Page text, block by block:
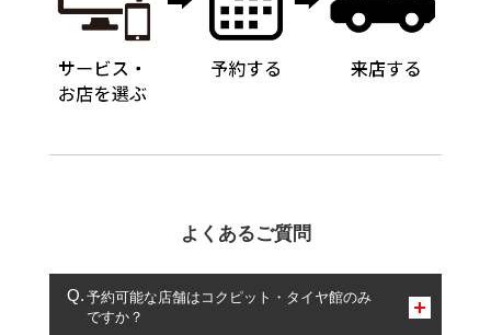
よくあるご質問
予約可能な店舗はコクピット・タイヤ館のみ
ですか？